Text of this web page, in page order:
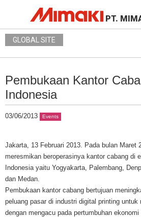
PT.
GLOBAL SITE
Pembukaan Kantor
Indonesia
03/06/2013 Events
Jakarta, 13 Februari 2013. Pada bulan Maret
meresmikan beroperasinya kantor cabang di
Indonesia yaitu Yogyakarta, Palembang,
dan Medan.
Pembukaan kantor cabang bertujuan
peluang pasar di industri digital printing untuk
dengan mengacu pada pertumbuhan